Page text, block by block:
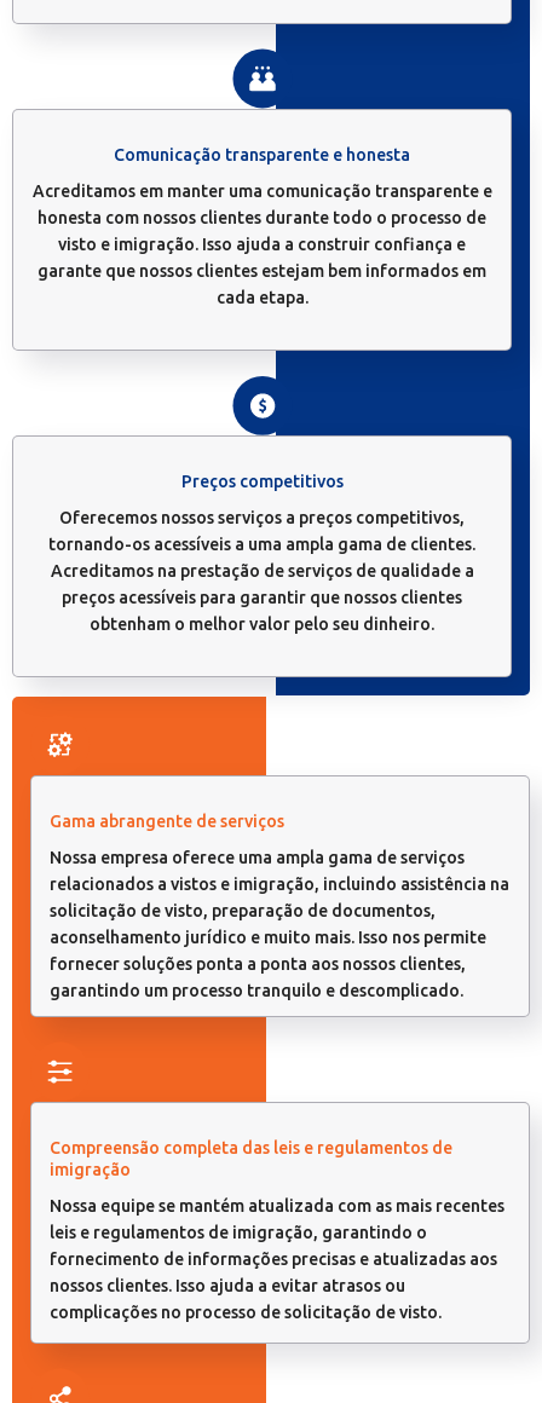
Comunicação transparente e honesta
Acreditamos em manter uma comunicação transparente e
honesta com nossos clientes durante todo o processo de
visto e imigração. Isso ajuda a construir confiança e
garante que nossos clientes estejam bem informados em
cada etapa.
Preços competitivos
Oferecemos nossos serviços a preços competitivos,
tornando-os acessíveis a uma ampla gama de clientes.
Acreditamos na prestação de serviços de qualidade a
preços acessíveis para garantir que nossos clientes
obtenham o melhor valor pelo seu dinheiro.
Gama abrangente de serviços
Nossa empresa oferece uma ampla gama de serviços
relacionados a vistos e imigração, incluindo assistência na
solicitação de visto, preparação de documentos,
aconselhamento jurídico e muito mais. Isso nos permite
fornecer soluções ponta a ponta aos nossos clientes,
garantindo um processo tranquilo e descomplicado.
Compreensão completa das leis e regulamentos de
imigração
Nossa equipe se mantém atualizada com as mais recentes
leis e regulamentos de imigração, garantindo o
fornecimento de informações precisas e atualizadas aos
nossos clientes. Isso ajuda a evitar atrasos ou
complicações no processo de solicitação de visto.